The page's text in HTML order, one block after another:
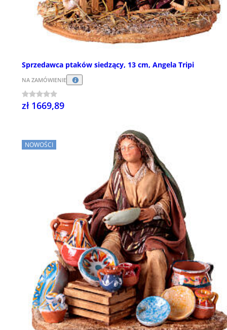
Sprzedawca ptaków siedzący, 13 cm, Angela Tripi
NA ZAMÓWIENIE
zł 1669,89
NOWOŚCI